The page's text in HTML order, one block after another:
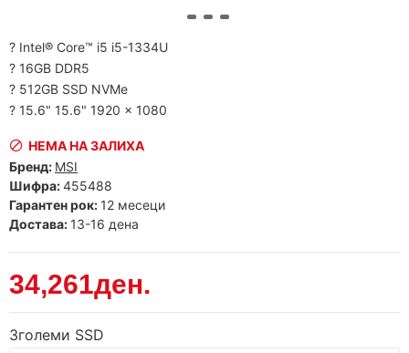
? Intel® Core™ i5 i5-1334U
? 16GB DDR5
? 512GB SSD NVMe
? 15.6" 15.6" 1920 x 1080
34,261ден.
НЕМА НА ЗАЛИХА
Бренд: MSI
Шифра:455488
Гарантен рок: 12 месеци
Достава: 13-16 дена
Зголеми SSD